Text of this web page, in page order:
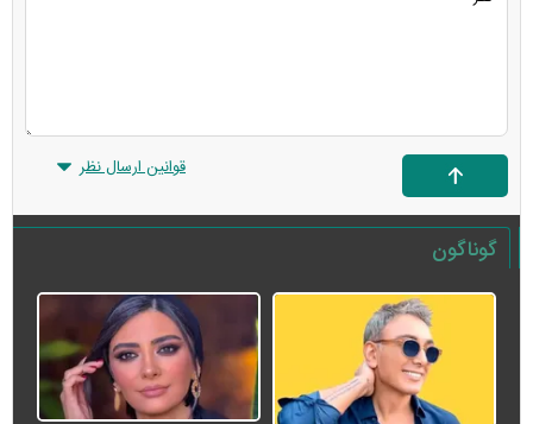
قوانین ارسال نظر
گوناگون